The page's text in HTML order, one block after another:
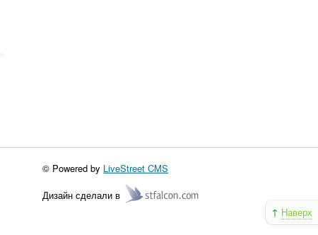
↑ Наверх
© Powered by LiveStreet CMS
Дизайн сделали в